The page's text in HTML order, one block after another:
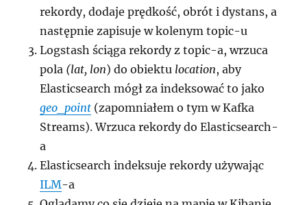
rekordy, dodaje prędkość, obrót i dystans, a
następnie zapisuje w kolenym topic-u
Logstash ściąga rekordy z topic-a, wrzuca
pola (lat, lon) do obiektu location, aby
Elasticsearch mógł za indeksować to jako
geo_point (zapomniałem o tym w Kafka
Streams). Wrzuca rekordy do Elasticsearch-
a
Elasticsearch indeksuje rekordy używając
ILM-a